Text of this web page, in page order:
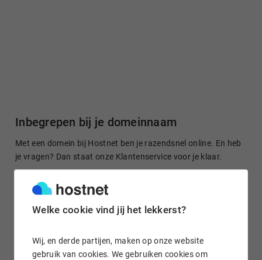
Welke cookie vind jij het lekkerst?
Wij, en derde partijen, maken op onze website
gebruik van cookies. We gebruiken cookies om
Inbegrepen bij je domeinnaam
Met een domein bij Hostnet ben je razendsnel online. En heb
je vragen? Dan staat onze Klantenservice voor je klaar.
Gratis domein doorsturen
Stuur je domeinnaam kosteloos door naar een site of je
socialmedia-profiel. Het is in enkele klikken geregeld.